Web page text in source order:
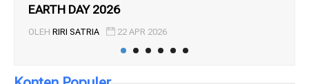
EARTH DAY 2026
OLEH RIRI SATRIA 22 APR 2026